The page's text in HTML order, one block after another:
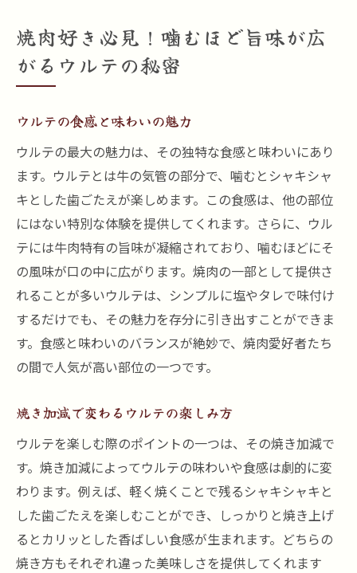
焼肉好き必見！噛むほど旨味が広
がるウルテの秘密
ウルテの食感と味わいの魅力
ウルテの最大の魅力は、その独特な食感と味わいにあり
ます。ウルテとは牛の気管の部分で、噛むとシャキシャ
キとした歯ごたえが楽しめます。この食感は、他の部位
にはない特別な体験を提供してくれます。さらに、ウル
テには牛肉特有の旨味が凝縮されており、噛むほどにそ
の風味が口の中に広がります。焼肉の一部として提供さ
れることが多いウルテは、シンプルに塩やタレで味付け
するだけでも、その魅力を存分に引き出すことができま
す。食感と味わいのバランスが絶妙で、焼肉愛好者たち
の間で人気が高い部位の一つです。
焼き加減で変わるウルテの楽しみ方
ウルテを楽しむ際のポイントの一つは、その焼き加減で
す。焼き加減によってウルテの味わいや食感は劇的に変
わります。例えば、軽く焼くことで残るシャキシャキと
した歯ごたえを楽しむことができ、しっかりと焼き上げ
るとカリッとした香ばしい食感が生まれます。どちらの
焼き方もそれぞれ違った美味しさを提供してくれます